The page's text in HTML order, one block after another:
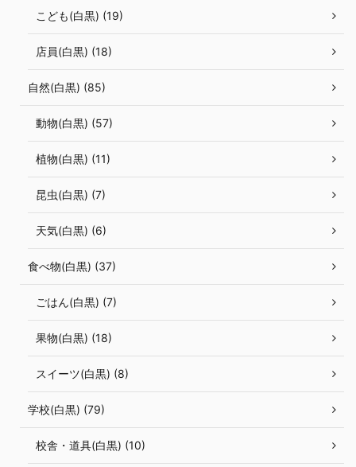
こども(白黒) (19)
店員(白黒) (18)
自然(白黒) (85)
動物(白黒) (57)
植物(白黒) (11)
昆虫(白黒) (7)
天気(白黒) (6)
食べ物(白黒) (37)
ごはん(白黒) (7)
果物(白黒) (18)
スイーツ(白黒) (8)
学校(白黒) (79)
校舎・道具(白黒) (10)